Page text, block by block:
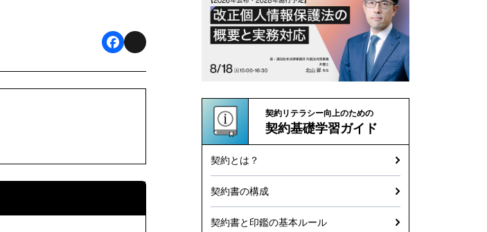
a
o
k
契約リテラシー向上のための
契約基礎学習ガイド
契約とは？
契約書の構成
契約書と印鑑の基本ルール